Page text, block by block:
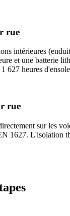
rue
intérieures
et une batterie
627 heures
rue
sur les
1627.